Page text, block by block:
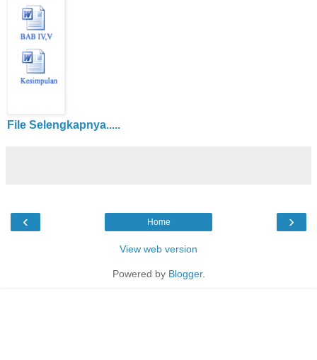
File Selengkapnya.....
‹ ›
Home
View web version
Powered by Blogger.